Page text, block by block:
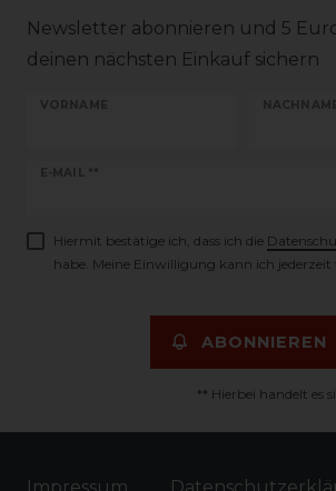
Newsletter abonnieren und 5
deinen nächsten Einkauf sichern
VORNAME
E-MAIL **
Newsletter
Hiermit bestätige ich, dass ich die
habe. Meine Einwilligung kann ich jederzeit
ABONNIEREN
** Hierbei handelt es